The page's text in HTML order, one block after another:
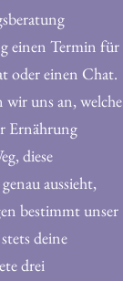
einen Termin für
oder einen Chat.
wir uns an, welche
Ernährung
diese
aussieht,
bestimmt unser
deine
drei